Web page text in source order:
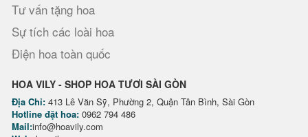
Tư vấn tặng hoa
Sự tích các loài hoa
Điện hoa toàn quốc
HOA VILY - SHOP HOA TƯƠI SÀI GÒN
Địa Chỉ: 413 Lê Văn Sỹ, Phường 2, Quận Tân Bình, Sài Gòn
Hotline đặt hoa: 0962 794 486
Mail:info@hoavily.com